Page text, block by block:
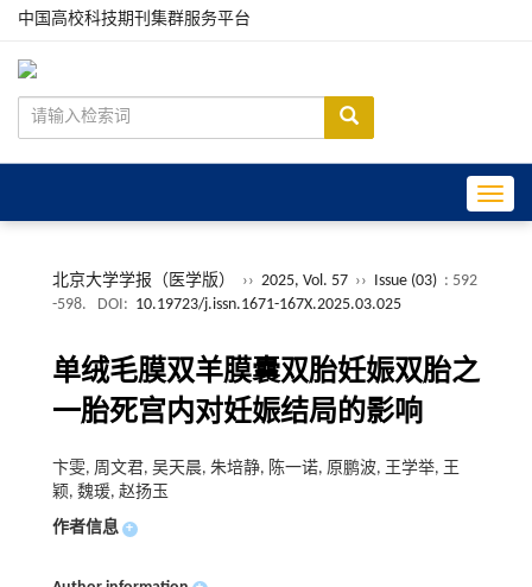
中国高校科技期刊集群服务平台
北京大学学报（医学版） ›› 2025, Vol. 57 ›› Issue (03) : 592
-598.
DOI: 10.19723/j.issn.1671-167X.2025.03.025
单绒毛膜双羊膜囊双胎妊娠双胎之
一胎死宫内对妊娠结局的影响
卞雯, 周文君, 吴天晨, 朱培静, 陈一诺, 原鹏波, 王学举, 王
颖, 魏瑗, 赵扬玉
作者信息 +